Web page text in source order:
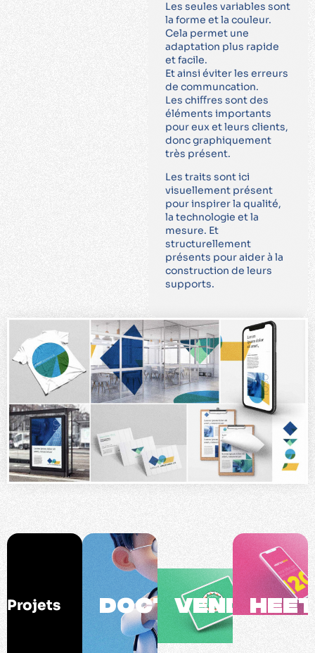
Les seules variables sont
la forme et la couleur.
Cela permet une
adaptation plus rapide
et facile.
Et ainsi éviter les erreurs
de communcation.
Les chiﬀres sont des
éléments importants
pour eux et leurs clients,
donc graphiquement
très présent.
Les traits sont ici
visuellement présent
pour inspirer la qualité,
la technologie et la
mesure. Et
structurellement
présents pour aider à la
construction de leurs
supports.
Projets DOCTOLIBVENDREDI